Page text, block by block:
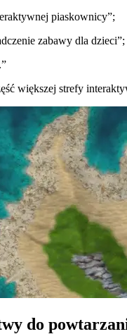
piaskownicy”;
zabawy dla dzieci”;
większej strefy
do